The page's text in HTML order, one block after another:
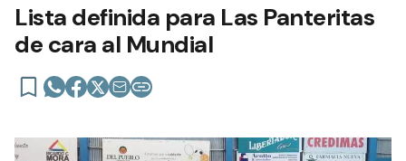
Lista definida para Las Panteritas
de cara al Mundial